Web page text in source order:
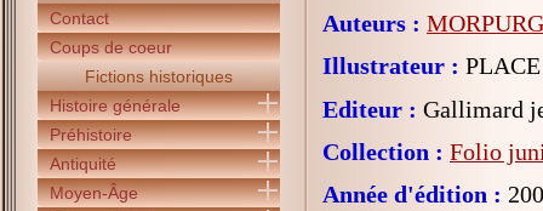
Contact
Coups de coeur
Fictions historiques
Histoire générale
Préhistoire
Antiquité
Moyen-Âge
Auteurs :
Illustrateur :
Editeur : Gallimard
Collection : Folio
Année d'édition :